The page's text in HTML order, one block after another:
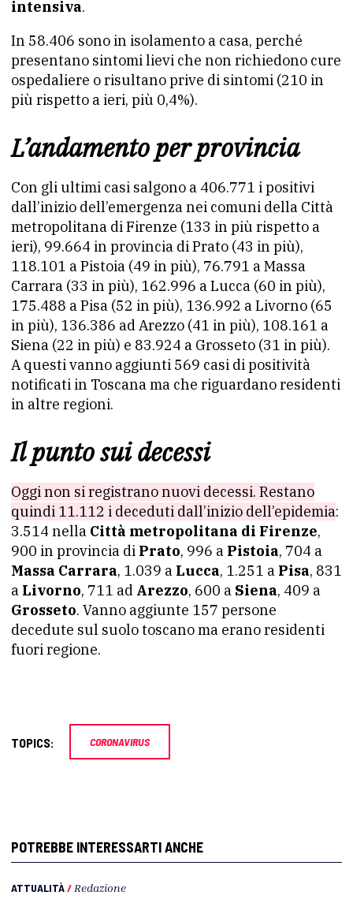
intensiva.
In 58.406 sono in isolamento a casa, perché
presentano sintomi lievi che non richiedono cure
ospedaliere o risultano prive di sintomi (210 in
più rispetto a ieri, più 0,4%).
L’andamento per provincia
Con gli ultimi casi salgono a 406.771 i positivi
dall’inizio dell’emergenza nei comuni della Città
metropolitana di Firenze (133 in più rispetto a
ieri), 99.664 in provincia di Prato (43 in più),
118.101 a Pistoia (49 in più), 76.791 a Massa
Carrara (33 in più), 162.996 a Lucca (60 in più),
175.488 a Pisa (52 in più), 136.992 a Livorno (65
in più), 136.386 ad Arezzo (41 in più), 108.161 a
Siena (22 in più) e 83.924 a Grosseto (31 in più).
A questi vanno aggiunti 569 casi di positività
notificati in Toscana ma che riguardano residenti
in altre regioni.
Il punto sui decessi
Oggi non si registrano nuovi decessi. Restano
quindi 11.112 i deceduti dall’inizio dell’epidemia:
3.514 nella Città metropolitana di Firenze,
900 in provincia di Prato, 996 a Pistoia, 704 a
Massa Carrara, 1.039 a Lucca, 1.251 a Pisa, 831
a Livorno, 711 ad Arezzo, 600 a Siena, 409 a
Grosseto. Vanno aggiunte 157 persone
decedute sul suolo toscano ma erano residenti
fuori regione.
TOPICS: CORONAVIRUS
POTREBBE INTERESSARTI ANCHE
ATTUALITÀ/ Redazione